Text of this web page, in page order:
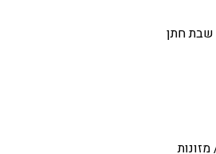
שבת חתן